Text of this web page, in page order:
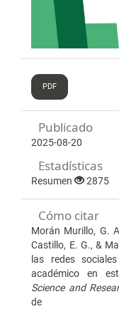
PDF
Publicado
2025-08-20
Estadísticas
Resumen 2875
Cómo citar
Morán Murillo, G.
Castillo, E. G., &
las redes
académico en
Science and
de